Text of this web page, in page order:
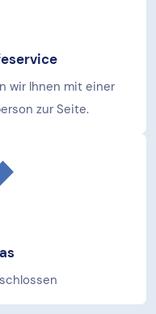
wir Ihnen mit einer
zur Seite.